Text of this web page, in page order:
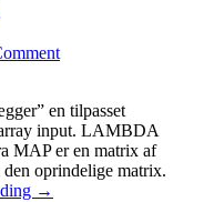
en tilpasset
input. LAMBDA
MAP er en matrix af
den oprindelige matrix.
→